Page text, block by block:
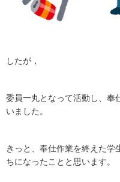
したが，
委員一丸となって活動し、奉
いました。
きっと、奉仕作業を終えた
ちになったことと思います。